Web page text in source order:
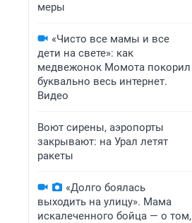
меры
«Чисто все мамы и все
дети на свете»: как
медвежонок Момота покорил
буквально весь интернет.
Видео
Воют сирены, аэропорты
закрывают: на Урал летят
ракеты
«Долго боялась
выходить на улицу». Мама
искалеченного бойца — о том,